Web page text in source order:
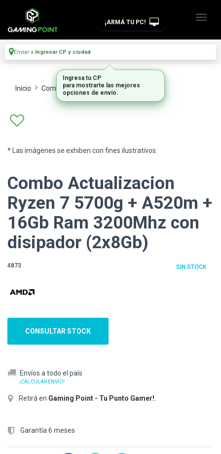
¡ARMÁ TU PC!
Enviar a Ingresar CP y ciudad
Inicio Combos Actualizacion Amd_1
* Las imágenes se exhiben con fines ilustrativos.
Combo Actualizacion
Ryzen 7 5700g + A520m +
16Gb Ram 3200Mhz con
disipador (2x8Gb)
4873 SIN STOCK
CONSULTAR STOCK
Envíos a todo el país
¡CALCULAR ENVÍO!
Retirá en Gaming Point - Tu Punto Gamer!
Garantía 6 meses
Ingresa tu CP
para mostrarte las mejores
opciones de envío.